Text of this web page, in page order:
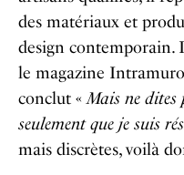
des matériaux et
design contemporain.
le magazine
conclut «Mais ne dites
seulement que je suis
mais discrètes, voilà